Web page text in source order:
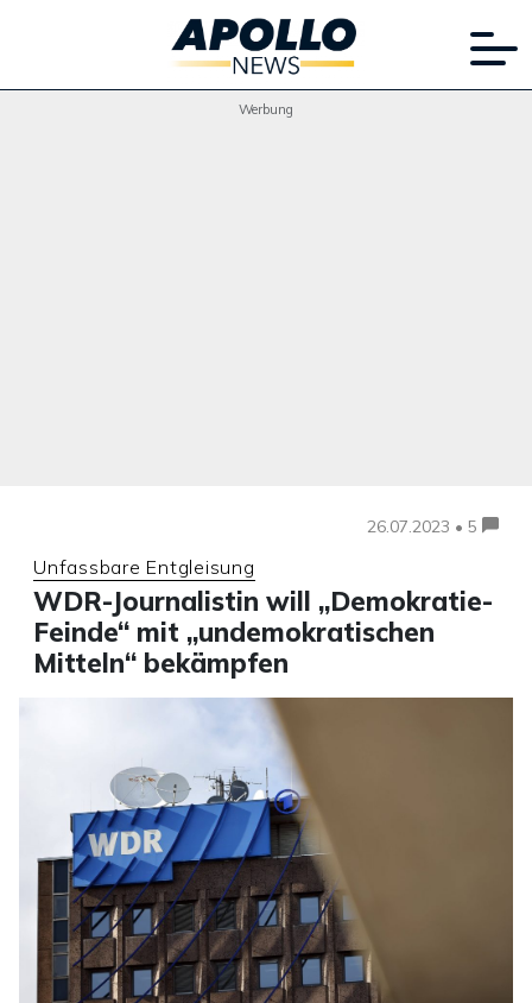
Werbung
26.07.2023 • 5
Unfassbare Entgleisung
WDR-Journalistin will „Demokratie-
Feinde“ mit „undemokratischen
Mitteln“ bekämpfen